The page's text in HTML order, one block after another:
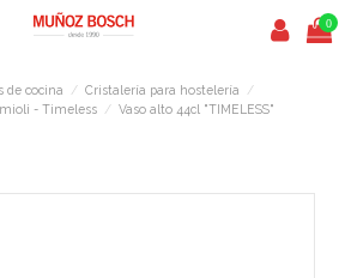
0
de cocina
Cristalería para hostelería
- Timeless
Vaso alto 44cl "TIMELESS"